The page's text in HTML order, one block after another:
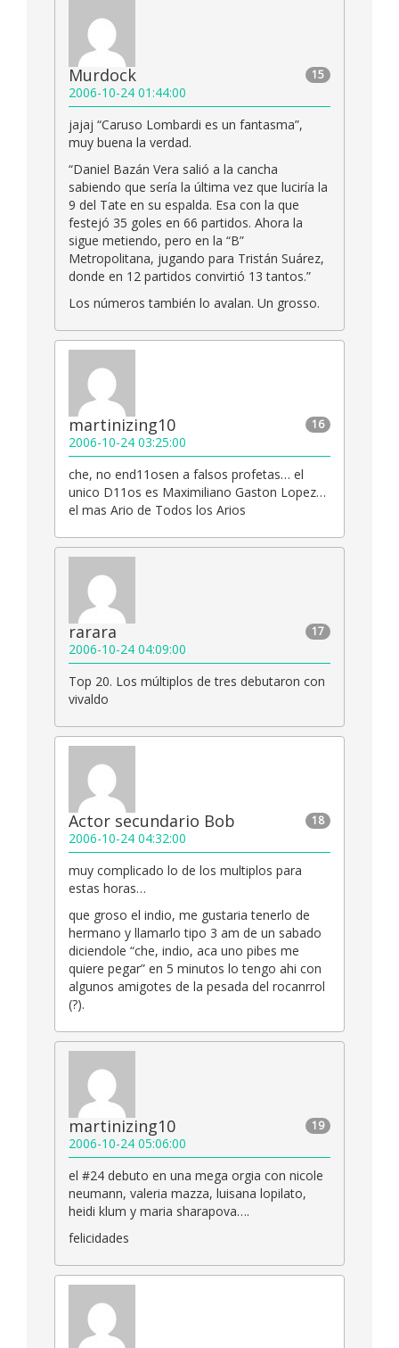
15
Murdock
2006-10-24 01:44:00
jajaj “Caruso Lombardi es un fantasma”,
muy buena la verdad.
“Daniel Bazán Vera salió a la cancha
sabiendo que sería la última vez que luciría la
9 del Tate en su espalda. Esa con la que
festejó 35 goles en 66 partidos. Ahora la
sigue metiendo, pero en la “B”
Metropolitana, jugando para Tristán Suárez,
donde en 12 partidos convirtió 13 tantos.”
Los números también lo avalan. Un grosso.
16
martinizing10
2006-10-24 03:25:00
che, no end11osen a falsos profetas… el
unico D11os es Maximiliano Gaston Lopez…
el mas Ario de Todos los Arios
17
rarara
2006-10-24 04:09:00
Top 20. Los múltiplos de tres debutaron con
vivaldo
18
Actor secundario Bob
2006-10-24 04:32:00
muy complicado lo de los multiplos para
estas horas…
que groso el indio, me gustaria tenerlo de
hermano y llamarlo tipo 3 am de un sabado
diciendole “che, indio, aca uno pibes me
quiere pegar” en 5 minutos lo tengo ahi con
algunos amigotes de la pesada del rocanrrol
(?).
19
martinizing10
2006-10-24 05:06:00
el #24 debuto en una mega orgia con nicole
neumann, valeria mazza, luisana lopilato,
heidi klum y maria sharapova….
felicidades